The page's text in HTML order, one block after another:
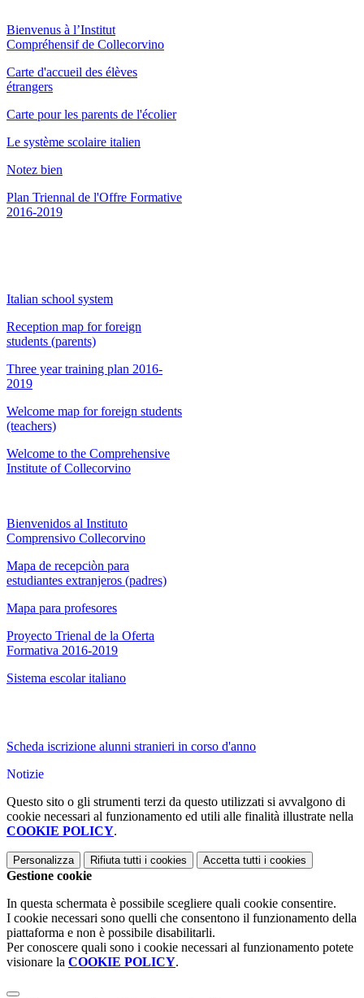
Bienvenus à l’Institut
Compréhensif de Collecorvino
Carte d'accueil des élèves
étrangers
Carte pour les parents de l'écolier
Le système scolaire italien
Notez bien
Plan Triennal de l'Offre Formative
2016-2019
Italian school system
Reception map for foreign
students (parents)
Three year training plan 2016-
2019
Welcome map for foreign students
(teachers)
Welcome to the Comprehensive
Institute of Collecorvino
Bienvenidos al Instituto
Comprensivo Collecorvino
Mapa de recepciòn para
estudiantes extranjeros (padres)
Mapa para profesores
Proyecto Trienal de la Oferta
Formativa 2016-2019
Sistema escolar italiano
Scheda iscrizione alunni stranieri in corso d'anno
Notizie
Questo sito o gli strumenti terzi da questo utilizzati si avvalgono di
cookie necessari al funzionamento ed utili alle finalità illustrate nella
COOKIE POLICY.
Personalizza Rifiuta tutti i cookies Accetta tutti i cookies
Gestione cookie
In questa schermata è possibile scegliere quali cookie consentire.
I cookie necessari sono quelli che consentono il funzionamento della
piattaforma e non è possibile disabilitarli.
Per conoscere quali sono i cookie necessari al funzionamento potete
visionare la COOKIE POLICY.